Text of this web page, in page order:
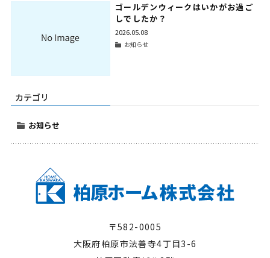
ゴールデンウィークはいかがお過ご
しでしたか？
2026.05.08
お知らせ
カテゴリ
お知らせ
〒582-0005
大阪府柏原市法善寺4丁目3-6